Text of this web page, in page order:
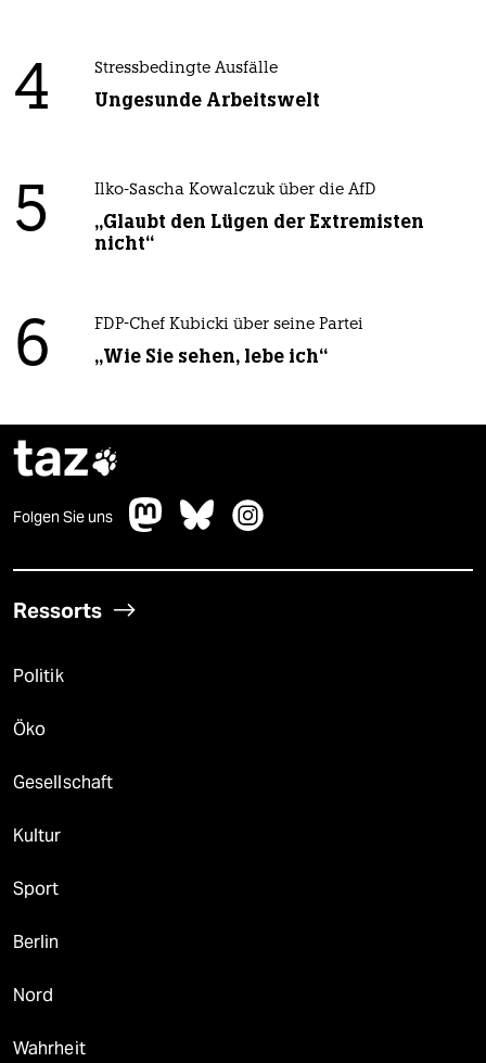
4 Stressbedingte Ausfälle
Ungesunde Arbeitswelt
5 Ilko-Sascha Kowalczuk über die AfD
„Glaubt den Lügen der Extremisten
nicht“
6 FDP-Chef Kubicki über seine Partei
„Wie Sie sehen, lebe ich“
taz
Folgen Sie uns
Ressorts
Politik
Öko
Gesellschaft
Kultur
Sport
Berlin
Nord
Wahrheit